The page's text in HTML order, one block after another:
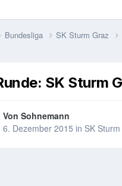
Bundesliga SK Sturm Graz
SK Sturm
Von Sohnemann
6. Dezember 2015 in SK